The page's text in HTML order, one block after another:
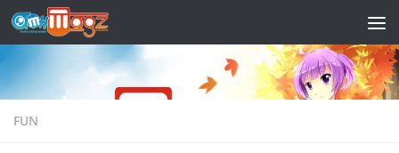
Skip to content
FUN